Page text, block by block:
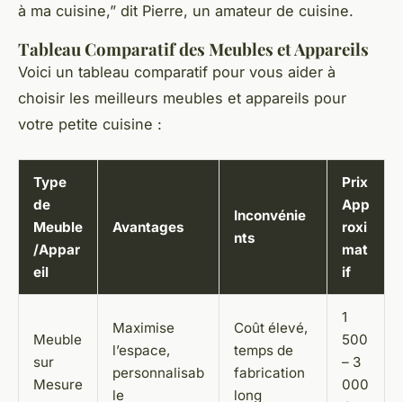
à ma cuisine,” dit Pierre, un amateur de cuisine.
Tableau Comparatif des Meubles et Appareils
Voici un tableau comparatif pour vous aider à
choisir les meilleurs meubles et appareils pour
votre petite cuisine :
Type
de
Meuble
/Appar
eil
Avantages
Inconvénie
nts
Prix
App
roxi
mat
if
Meuble
sur
Mesure
Maximise
l’espace,
personnalisab
le
Coût élevé,
temps de
fabrication
long
1
500
– 3
000